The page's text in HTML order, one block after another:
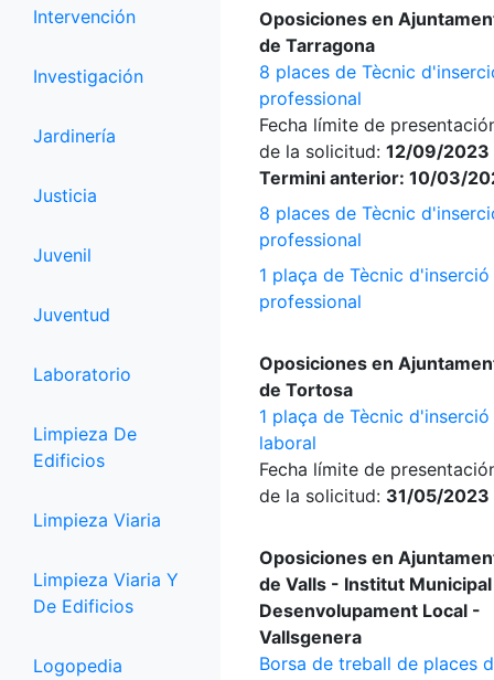
Intervención
Investigación
Jardinería
Justicia
Juvenil
Juventud
Laboratorio
Limpieza De
Edificios
Limpieza Viaria
Limpieza Viaria Y
De Edificios
Logopedia
Oposiciones en
de Tarragona
8 places de Tècnic
professional
Fecha límite de
de la solicitud: 12/09/2023
Termini anterior: 10/03/
8 places de Tècnic
professional
1 plaça de Tècnic d'inserció
professional
Oposiciones en
de Tortosa
1 plaça de Tècnic d'inserció
laboral
Fecha límite de
de la solicitud: 31/05/2023
Oposiciones en
de Valls - Institut
Desenvolupament Local -
Vallsgenera
Borsa de treball de places